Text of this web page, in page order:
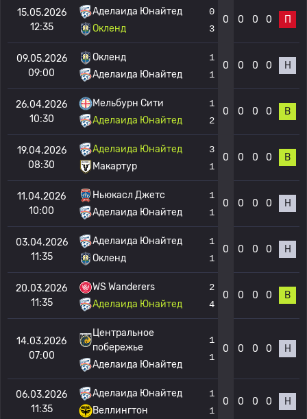
15.05.2026
12:35
Аделаида Юнайтед
Окленд
0
3
0 0 0 0 П
09.05.2026
09:00
Окленд
Аделаида Юнайтед
1
1
0 0 0 0 Н
26.04.2026
10:30
Мельбурн Сити
Аделаида Юнайтед
1
2
0 0 0 0 В
19.04.2026
08:30
Аделаида Юнайтед
Макартур
3
1
0 0 0 0 В
11.04.2026
10:00
Ньюкасл Джетс
Аделаида Юнайтед
1
1
0 0 0 0 Н
03.04.2026
11:35
Аделаида Юнайтед
Окленд
1
1
0 0 0 0 Н
20.03.2026
11:35
WS Wanderers
Аделаида Юнайтед
2
4
0 0 0 0 В
14.03.2026
07:00
Центральное
побережье
Аделаида Юнайтед
1
1
0 0 0 0 Н
06.03.2026
11:35
Аделаида Юнайтед
Веллингтон
1
1
0 0 0 0 Н